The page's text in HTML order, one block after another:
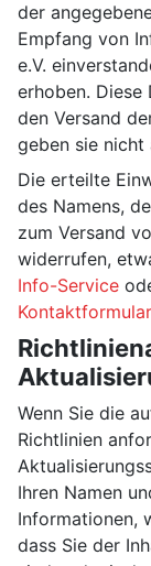
der
Empfang von
e.V.
erhoben.
den Versand
geben sie
Die erteilte
des Namens,
zum Versand
widerrufen,
Info-Service
Kontaktformular
Wenn Sie die
Richtlinien
Ihren Namen
Informationen,
dass Sie der